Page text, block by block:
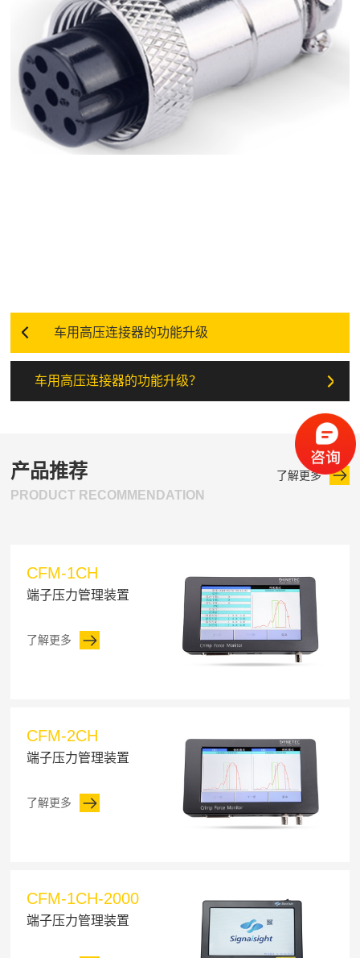
车用高压连接器的功能升级
车用高压连接器的功能升级？
产品推荐
PRODUCT RECOMMENDATION
了解更多
CFM-1CH
端子压力管理装置
了解更多
CFM-2CH
端子压力管理装置
了解更多
CFM-1CH-2000
端子压力管理装置